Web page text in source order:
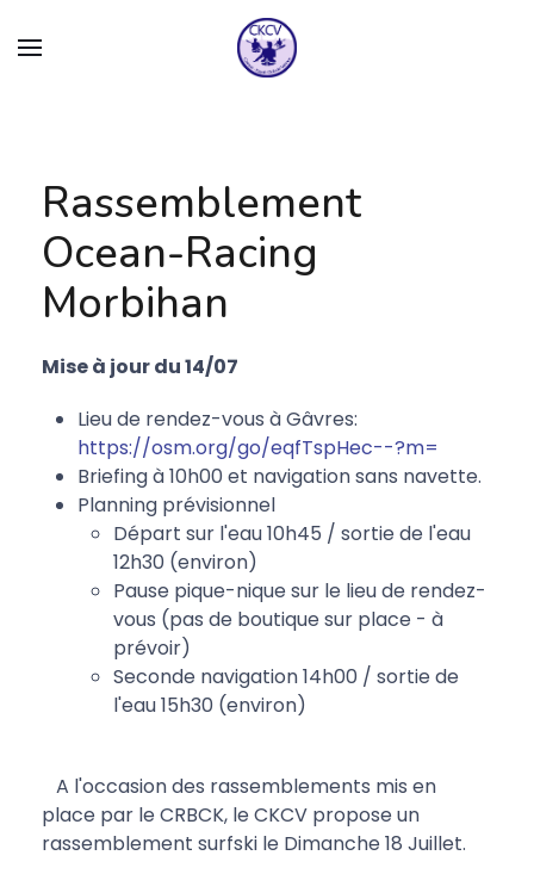
Rassemblement
Ocean-Racing
Morbihan
Mise à jour du 14/07
Lieu de rendez-vous à Gâvres:
https://osm.org/go/eqfTspHec--?m=
Briefing à 10h00 et navigation sans navette.
Planning prévisionnel
Départ sur l'eau 10h45 / sortie de l'eau
12h30 (environ)
Pause pique-nique sur le lieu de rendez-
vous (pas de boutique sur place - à
prévoir)
Seconde navigation 14h00 / sortie de
l'eau 15h30 (environ)
A l'occasion des rassemblements mis en
place par le CRBCK, le CKCV propose un
rassemblement surfski le Dimanche 18 Juillet.